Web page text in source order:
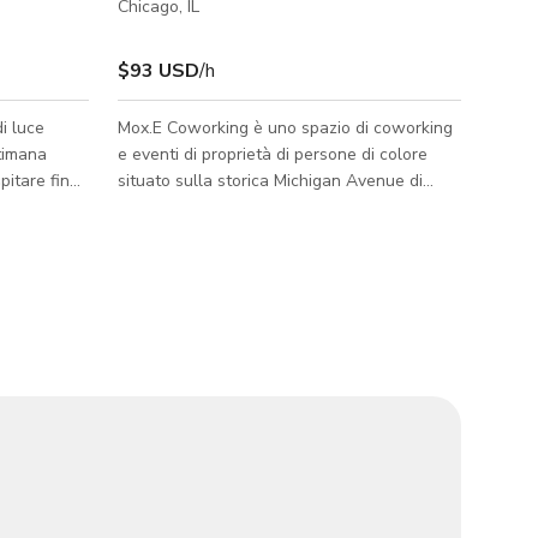
luce
fino
Chicago, IL
$93 USD/h
Mox.E Coworking è uno spazio di coworking
e eventi di proprietà di persone di colore
situato sulla storica Michigan Avenue di